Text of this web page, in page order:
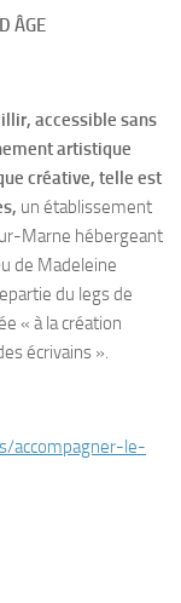
ÂGE
accessible sans
artistique
créative, telle est
un établissement
Marne hébergeant
de Madeleine
du legs de
« à la création
écrivains ».
accompagner-le-